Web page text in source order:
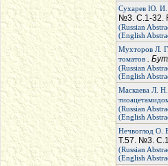
Сухарев Ю. И.
№3. С.1-32.
(Russian
(English
Мухторов Л. Г.
томатов .
(Russian
(English
Маскаева Л. Н.
(Russian
(English
Нечвоглод О.
Т.57. №3.
(Russian
(English